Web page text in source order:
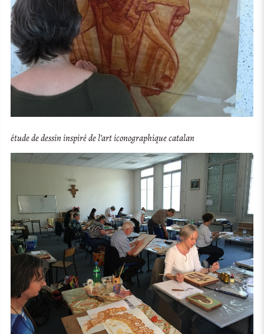
étude de dessin inspiré de l’art iconographique catalan